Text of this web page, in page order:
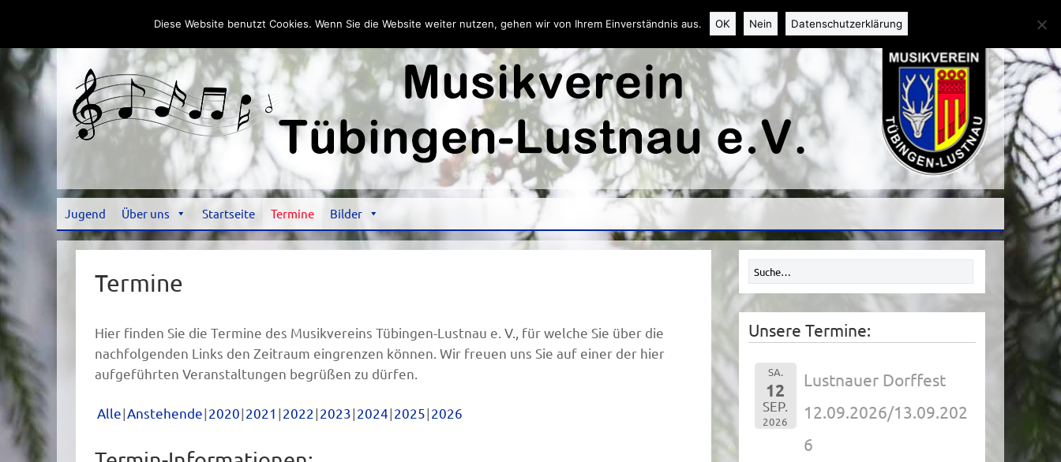
Weiter zum Inhalt
Jugend Über uns Startseite Termine Bilder
Termine
Hier finden Sie die Termine des Musikvereins Tübingen-Lustnau e. V., für welche Sie über die
nachfolgenden Links den Zeitraum eingrenzen können. Wir freuen uns Sie auf einer der hier
aufgeführten Veranstaltungen begrüßen zu dürfen.
Alle Anstehende 2020 2021 2022 2023 2024 2025 2026
Unsere Termine:
SA.
12
SEP.
2026
Lustnauer Dorffest
12.09.2026/13.09.202
6
Diese Website benutzt Cookies. Wenn Sie die Website weiter nutzen, gehen wir von Ihrem Einverständnis aus. OK Nein Datenschutzerklärung